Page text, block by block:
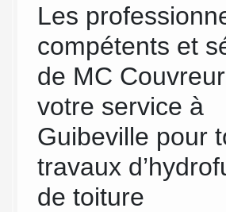
Les
compétents et
de MC
votre service à
Guibeville pour
travaux
de toiture